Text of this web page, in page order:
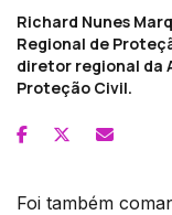
Richard Nunes
Regional de
diretor regional da
Proteção Civil.
Foi também